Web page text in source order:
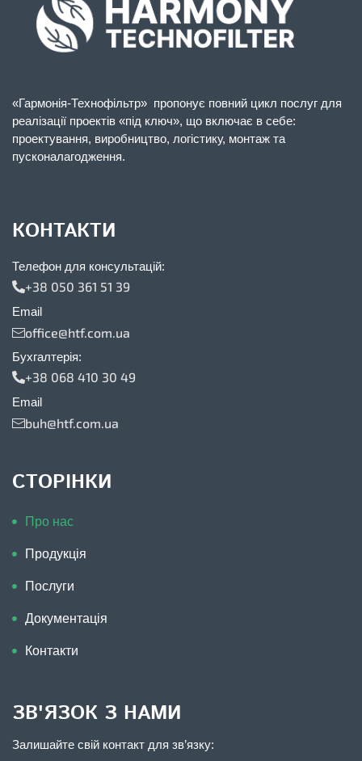
«Гармонія-Технофільтр» пропонує повний цикл послуг для
реалізації проектів «під ключ», що включає в себе:
проектування, виробництво, логістику, монтаж та
пусконалагодження.
КОНТАКТИ
Телефон для консультацій:
+38 050 361 51 39
Email
office@htf.com.ua
Бухгалтерія:
+38 068 410 30 49
Email
buh@htf.com.ua
СТОРІНКИ
Про нас
Продукція
Послуги
Документація
Контакти
ЗВ'ЯЗОК З НАМИ
Залишайте свій контакт для зв’язку: